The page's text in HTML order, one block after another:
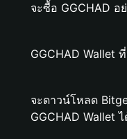
จะซื้อ GGCHAD อย่
GGCHAD Wallet
จะดาวน์โหลด
GGCHAD Wallet ไ